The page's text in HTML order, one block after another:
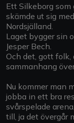
Ett Silkeborg som
skämde ut sig
Nordsjälland.
Laget bygger sin
Jesper Bech.
Och det, gott
sammanhang
Nu kommer man
jobba in ett bra
svårspelade
till, ja det övergår